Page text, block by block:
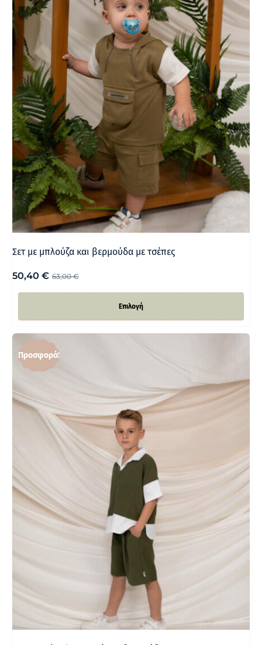
Σετ με μπλούζα και βερμούδα με τσέπες
63,00€
50,40 €
Επιλογή
Προσφορά!